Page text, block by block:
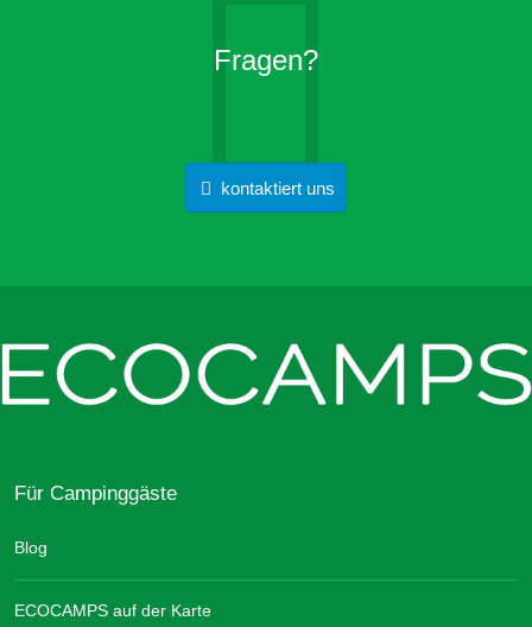
Fragen?
kontaktiert uns
Für Campinggäste
Blog
ECOCAMPS auf der Karte